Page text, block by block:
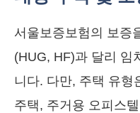
서울보증보험의 보증
(HUG, HF)과 달리 임
니다. 다만, 주택 유형
주택, 주거용 오피스